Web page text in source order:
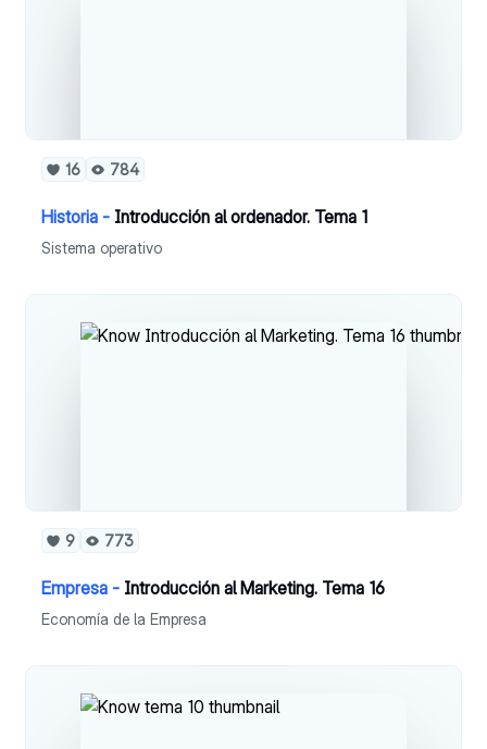
16 784
Historia - Introducción al ordenador. Tema 1
Sistema operativo
9 773
Empresa - Introducción al Marketing. Tema 16
Economía de la Empresa